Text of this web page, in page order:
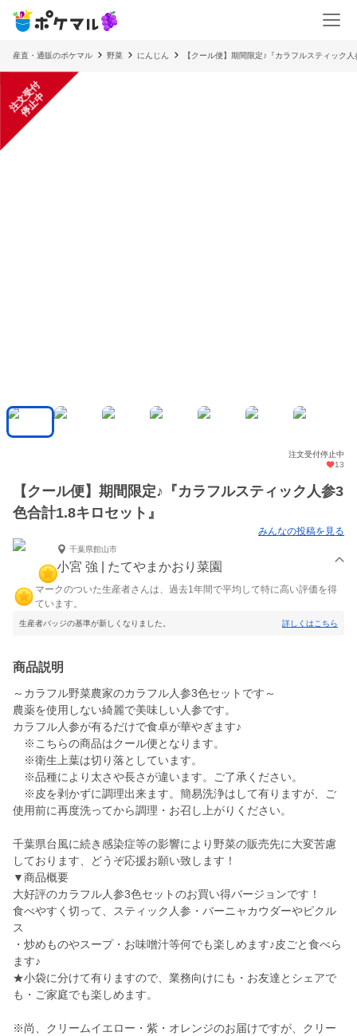
産直・通販のポケマル 野菜 にんじん 【クール便】期間限定♪『カラフルスティック
注
文
受
付
停
止
中
注文受付停止中
13
【クール便】期間限定♪『カラフルスティック人参3
色合計1.8キロセット』
みんなの投稿を見る
千葉県館山市
小宮 強 | たてやまかおり菜園
マークのついた生産者さんは、過去1年間で平均して特に高い評価を得
ています。
生産者バッジの基準が新しくなりました。 詳しくはこちら
商品説明
～カラフル野菜農家のカラフル人参3色セットです～
農薬を使用しない綺麗で美味しい人参です。
カラフル人参が有るだけで食卓が華やぎます♪
※こちらの商品はクール便となります。
※衛生上葉は切り落としています。
※品種により太さや長さが違います。ご了承ください。
※皮を剥かずに調理出来ます。簡易洗浄はして有りますが、ご
使用前に再度洗ってから調理・お召し上がりください。
千葉県台風に続き感染症等の影響により野菜の販売先に大変苦慮
しております、どうぞ応援お願い致します！
▼商品概要
大好評のカラフル人参3色セットのお買い得バージョンです！
食べやすく切って、スティック人参・バーニャカウダーやピクル
ス
・炒めものやスープ・お味噌汁等何でも楽しめます♪皮ごと食べら
ます♪
★小袋に分けて有りますので、業務向けにも・お友達とシェアで
も・ご家庭でも楽しめます。
※尚、クリームイエロー・紫・オレンジのお届けですが、クリー